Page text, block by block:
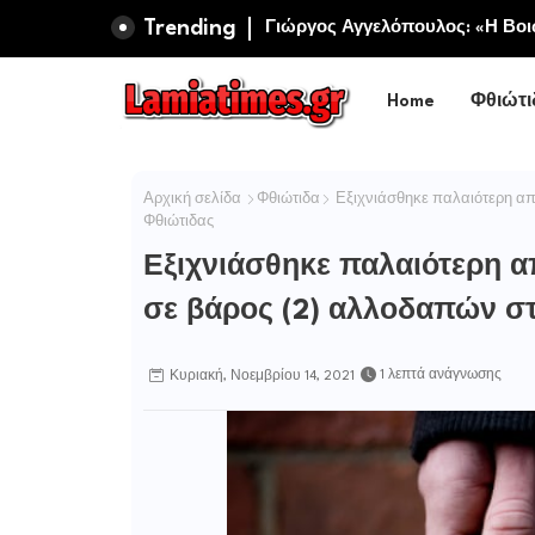
Trending Γιώργος Αγγελόπουλος: «Η
Πανηγυρίζει η Ιερά
Home
Αρχική σελίδα Φθιώτιδα
Εξιχνιάσθηκε παλαιότερη
Φθιώτιδας
Εξιχνιάσθηκε παλαιότερη
σε βάρος (2) αλλοδαπών
Κυριακή, Νοεμβρίου 14, 2021 1 λεπτά ανάγνωσης